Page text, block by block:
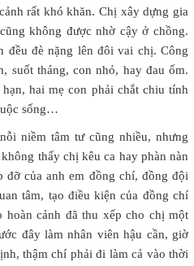
rất khó khăn. Chị xây dựng gia
không được nhờ cậy ở chồng.
đè nặng lên đôi vai chị. Công
suốt tháng, con nhỏ, hay đau ốm.
hai mẹ con phải chắt chiu tính
sống…
niềm tâm tư cũng nhiều, nhưng
thấy chị kêu ca hay phàn nàn
đỡ của anh em đồng chí, đồng đội
tâm, tạo điều kiện của đồng chí
hoàn cảnh đã thu xếp cho chị một
đây làm nhân viên hậu cần, giờ
thậm chí phải đi làm cả vào thời